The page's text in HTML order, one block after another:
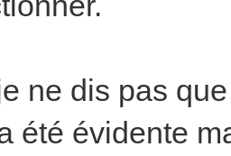
ne dis pas
été évidente